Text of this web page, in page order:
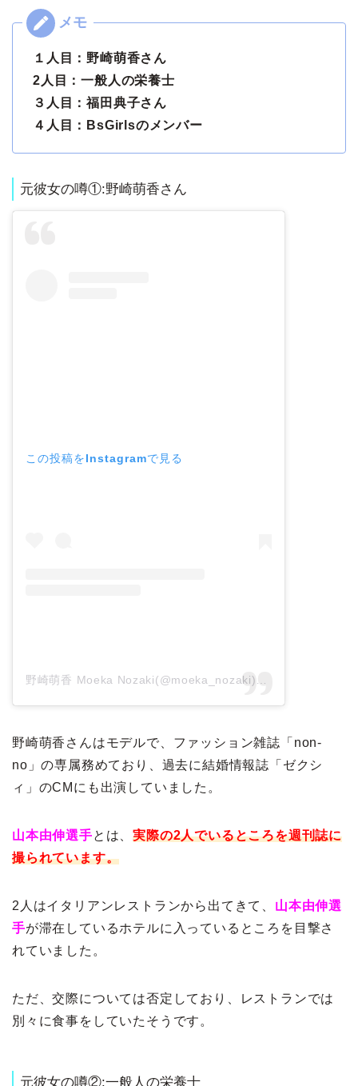
１人目：野崎萌香さん
2人目：一般人の栄養士
３人目：福田典子さん
４人目：BsGirlsのメンバー
元彼女の噂①:野崎萌香さん
この投稿をInstagramで見る
野崎萌香さんはモデルで、ファッション雑誌「non-
no」の専属務めており、過去に結婚情報誌「ゼクシ
ィ」のCMにも出演していました。
山本由伸選手とは、実際の2人でいるところを週刊誌に
撮られています。
2人はイタリアンレストランから出てきて、 山本由伸選
手が滞在しているホテルに入っているところを目撃さ
れていました。
ただ、交際については否定しており、レストランでは
別々に食事をしていたそうです。
元彼女の噂②:一般人の栄養士